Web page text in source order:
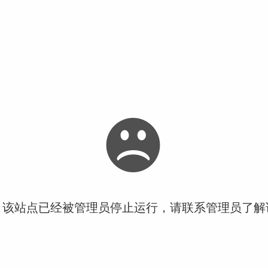
站点已经被管理员停止运行，请联系管理员了